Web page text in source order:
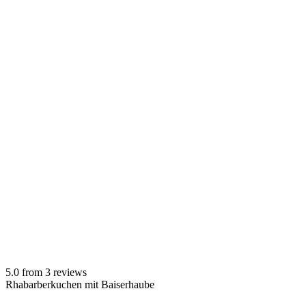
5.0 from 3 reviews
Rhabarberkuchen mit Baiserhaube